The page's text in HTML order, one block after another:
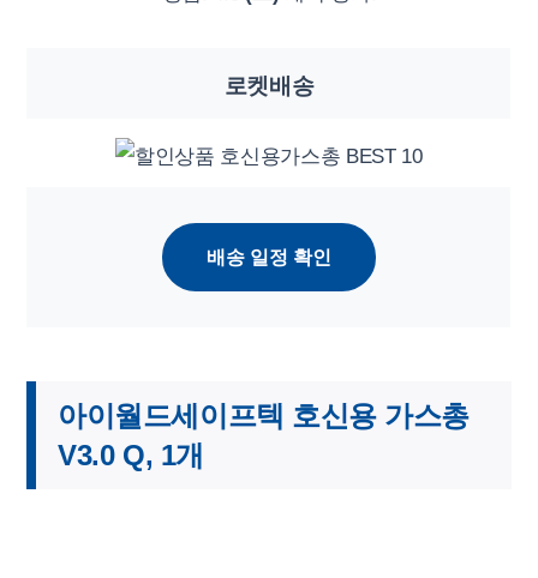
로켓배송
배송 일정 확인
아이월드세이프텍 호신용 가스총
V3.0 Q, 1개